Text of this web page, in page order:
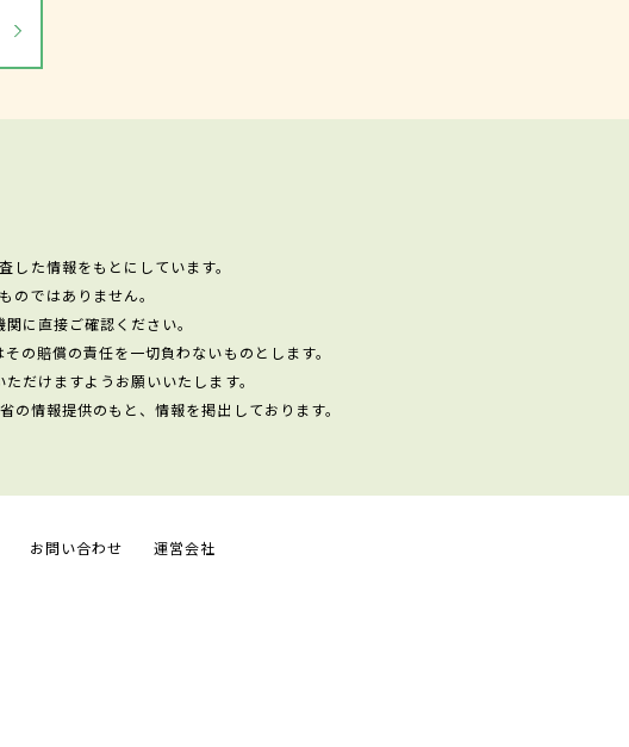
た情報をもとにしています。
のではありません。
に直接ご確認ください。
の賠償の責任を一切負わないものとします。
だけますようお願いいたします。
情報提供のもと、情報を掲出しております。
お問い合わせ 運営会社